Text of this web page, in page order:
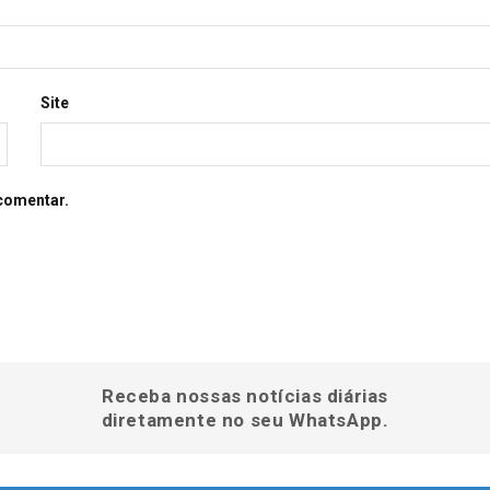
Site
Receba nossas notícias diárias
diretamente no seu WhatsApp.